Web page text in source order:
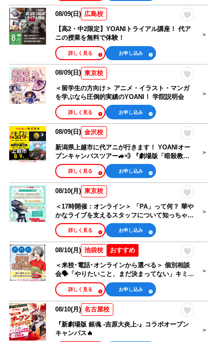
08/09(日) 広島校
【高2・中2限定】YOANIトライアル講座！ 代ア
ニの授業を無料で体験！
お申し込み
詳しく見る
08/09(日) 東京校
＜留学生の方向け＞ アニメ・イラスト・マンガ
を学ぶなら圧倒的実績のYOANI！ 学院説明会
お申し込み
詳しく見る
08/09(日) 金沢校
新潟県上越市に代アニが行きます！ YOANIオー
プンキャンパスツアー🚙💨 『劇場版「暗殺教
室」みんなの時間』コラボオープンキャンパス
お申し込み
詳しく見る
08/10(月) 東京校
＜17時開催：オンライン＞ 「PA」って何？ 華や
かなライブを支えるスタッフについて知っちゃお
う！
お申し込み
詳しく見る
おすすめ
08/10(月) 池袋校
＜来校･電話･オンラインから選べる＞ 個別相談
会🗣️「やりたいこと、まだ決まってない」キミも
大歓迎！
お申し込み
詳しく見る
08/10(月) 名古屋校
『新劇場版 銀魂 -吉原大炎上-』コラボオープン
キャンパス🔥